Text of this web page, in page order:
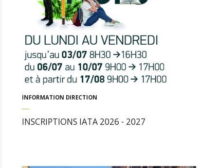
INFORMATION DIRECTION
INSCRIPTIONS IATA 2026 - 2027